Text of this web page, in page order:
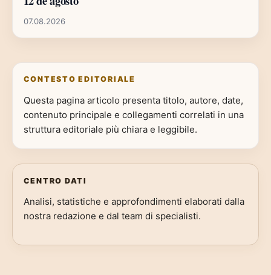
07.08.2026
CONTESTO EDITORIALE
Questa pagina articolo presenta titolo, autore, date,
contenuto principale e collegamenti correlati in una
struttura editoriale più chiara e leggibile.
CENTRO DATI
Analisi, statistiche e approfondimenti elaborati dalla
nostra redazione e dal team di specialisti.